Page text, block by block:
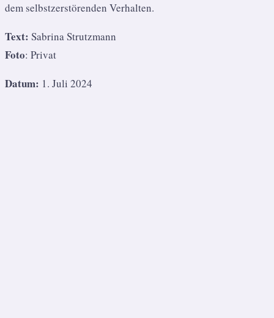
dem selbstzerstörenden Verhalten.
Text: Sabrina Strutzmann
Foto: Privat
Datum: 1. Juli 2024